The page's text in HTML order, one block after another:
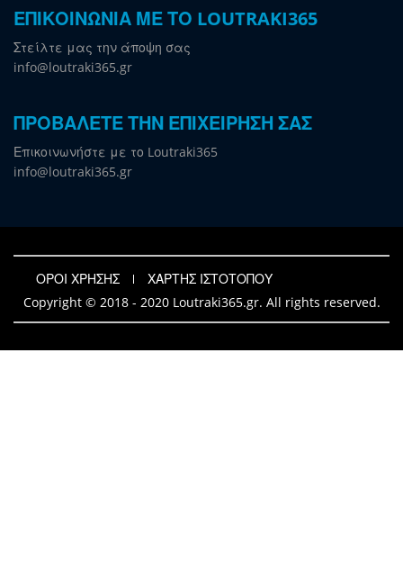
ΕΠΙΚΟΙΝΩΝΙΑ ΜΕ ΤΟ LOUTRAKI365
Στείλτε μας την άποψη σας
info@loutraki365.gr
ΠΡΟΒΑΛΕΤΕ ΤΗΝ ΕΠΙΧΕΙΡΗΣΗ ΣΑΣ
Επικοινωνήστε με το Loutraki365
info@loutraki365.gr
ΟΡΟΙ ΧΡΗΣΗΣ
ΧΑΡΤΗΣ ΙΣΤΟΤΟΠΟΥ
Copyright © 2018 - 2020 Loutraki365.gr. All rights reserved.